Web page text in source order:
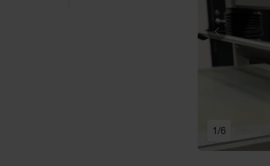
Föregående
1 /6